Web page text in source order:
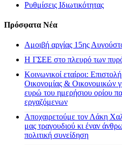
Ρυθμίσεις Ιδιωτικότητας
Πρόσφατα Νέα
Αμοιβή αργίας 15ης
H ΓΣΕΕ στο πλευρό των
Κοινωνικοί εταίροι:
Οικονομίας & Οικονομικών
ευρώ του ημερήσιου ορίου
εργαζόμενων
Αποχαιρετούμε τον Λάκη
μας τραγουδιού κι έναν
πολιτική συνείδηση